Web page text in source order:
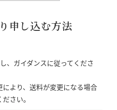
申し込む方法
、ガイダンスに従ってくださ
より、送料が変更になる場合
さい。